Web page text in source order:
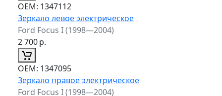
ОЕМ: 1347112
Зеркало левое электрическое
Ford Focus I (1998—2004)
2 700р.
ОЕМ: 1347095
Зеркало правое электрическое
Ford Focus I (1998—2004)